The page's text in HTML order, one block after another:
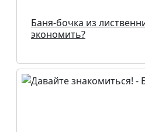
Баня-бочка из
экономить?